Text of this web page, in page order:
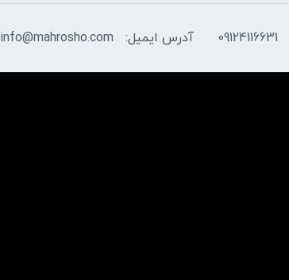
09124116631 آدرس ایمیل: info@mahrosho.com